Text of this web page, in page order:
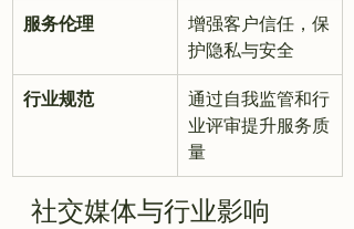
服务伦理
增强客户信任，保
护隐私与安全
行业规范
通过自我监管和行
业评审提升服务质
量
社交媒体与行业影响